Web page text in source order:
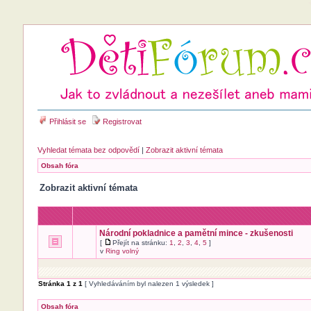
Přihlásit se Registrovat
Vyhledat témata bez odpovědí| Zobrazit aktivní témata
Obsah fóra
Zobrazit aktivní témata
Národní pokladnice a pamětní mince - zkušenosti
[ Přejít na stránku: 1 2 3 4, 5 ]
v Ring volný
Stránka 1 z 1 [ Vyhledáváním byl nalezen 1 výsledek ]
Obsah fóra